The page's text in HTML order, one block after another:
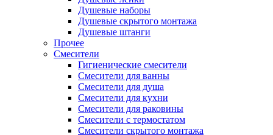
Душевые наборы
Душевые скрытого монтажа
Душевые штанги
Прочее
Смесители
Гигиенические смесители
Смесители для ванны
Смесители для душа
Смесители для кухни
Смесители для раковины
Смесители с термостатом
Смесители скрытого монтажа